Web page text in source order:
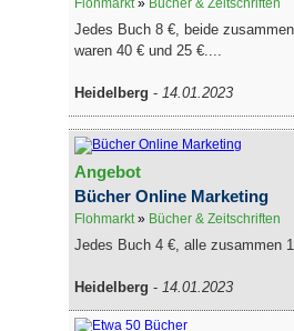
Flohmarkt» Bücher & Zeitschriften
Jedes Buch 8 €, beide
waren 40 € und 25 €....
Heidelberg - 14.01.2023
Angebot
Bücher Online Marketing
Flohmarkt» Bücher & Zeitschriften
Jedes Buch 4 €, alle zusammen
Heidelberg - 14.01.2023